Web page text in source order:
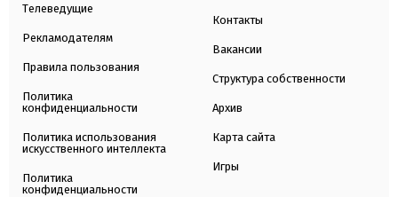
Телеведущие
Рекламодателям
Правила пользования
Политика
конфиденциальности
Политика использования
искусственного интеллекта
Политика
конфиденциальности
Контакты
Вакансии
Структура собственности
Архив
Карта сайта
Игры